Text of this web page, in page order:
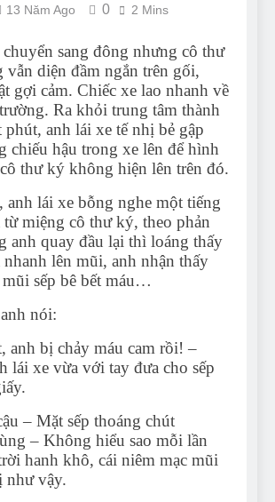
7 Năm Ago
Bulldogs Can (and can’t) Eat
7 Năm Ago
Bulldog Anal Gland Problem
and How to Treat It
7 Năm Ago
Can Bulldogs Run Long
Distances?
Can Bulldogs Play Fetch?
And How to Train Them!
7 Năm Ago
How Often Do I Need to
Groom My Bulldog
13 Năm Ago 0 2 Mins
sang đông nhưng cô thư
vẫn diện đầm ngắn trên gối,
gợi cảm. Chiếc xe lao nhanh về
Ra khỏi trung tâm thành
anh lái xe tế nhị bẻ gập
chiếu hậu trong xe lên để hình
thư ký không hiện lên trên đó.
anh lái xe bỗng nghe một tiếng
từ miệng cô thư ký, theo phản
anh quay đầu lại thì loáng thấy
nhanh lên mũi, anh nhận thấy
sếp bê bết máu…
nói:
anh bị chảy máu cam rồi! –
lái xe vừa với tay đưa cho sếp
– Mặt sếp thoáng chút
– Không hiểu sao mỗi lần
hanh khô, cái niêm mạc mũi
như vậy.